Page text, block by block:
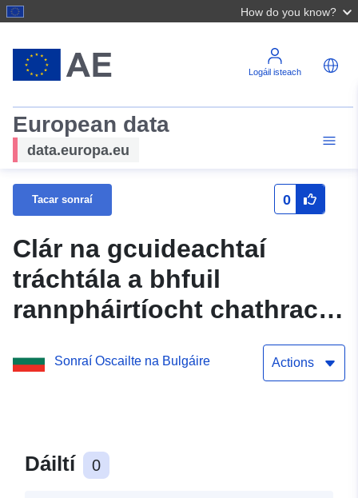
How do you know?
Logáil isteach
European data
data.europa.eu
Tacar sonraí 0
Clár na gcuideachtaí
tráchtála a bhfuil
rannpháirtíocht chathrach
Sonraí Oscailte na Bulgáire Actions
Dáiltí 0